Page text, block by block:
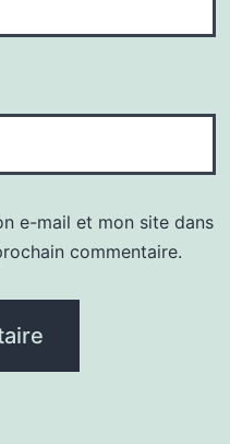
e-mail et mon site dans
commentaire.